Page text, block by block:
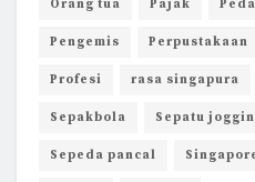
Orang tua Pajak
Pengemis Perpustakaan
Profesi rasa singapura
Sepakbola Sepatu
Sepeda pancal